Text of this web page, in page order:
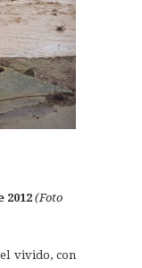
2012 (Foto
el vivido, con